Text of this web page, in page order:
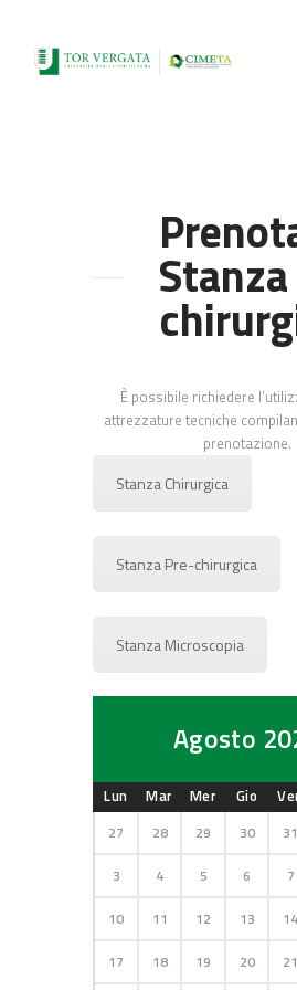
CENTRO
CHI SIAMO
ATTIVITÀ
MODULISTICA
LINKS
GALLERY
RICERCATORI
CONTATTI
È possibile richiedere
attrezzature tecniche
prenotazione.
Stanza Chirurgica
Stanza Pre-chirurgica
Stanza Microscopia
Agosto
Lun Mar Mer Gio
27 28 29 30 31
3 4 5 6 7
10 11 12 13 14
17 18 19 20 21